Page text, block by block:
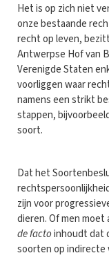
Het is op zich niet
onze bestaande
recht op leven,
Antwerpse Hof van
Verenigde Staten
voorliggen waar
namens een strikt
stappen,
soort.
Dat het
zijn voor
dieren. Of men
de factoinhoudt dat
soorten op indirecte